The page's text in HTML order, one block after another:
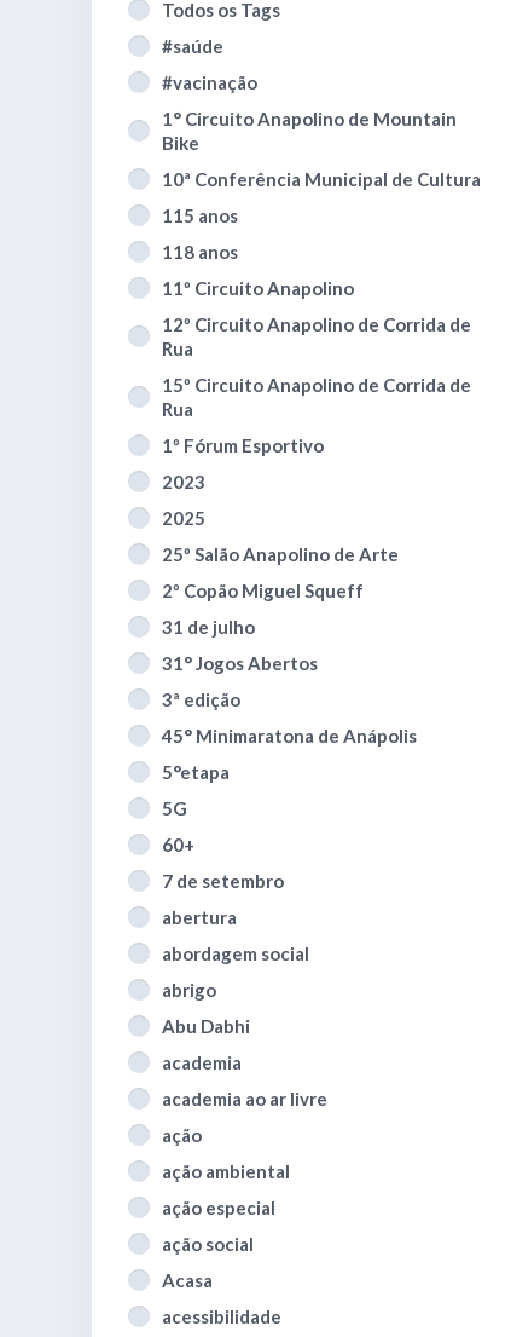
Todos os Tags
#saúde
#vacinação
1° Circuito Anapolino de Mountain
Bike
10ª Conferência Municipal de Cultura
115 anos
118 anos
11º Circuito Anapolino
12º Circuito Anapolino de Corrida de
Rua
15º Circuito Anapolino de Corrida de
Rua
1º Fórum Esportivo
2023
2025
25º Salão Anapolino de Arte
2º Copão Miguel Squeff
31 de julho
31° Jogos Abertos
3ª edição
45° Minimaratona de Anápolis
5°etapa
5G
60+
7 de setembro
abertura
abordagem social
abrigo
Abu Dabhi
academia
academia ao ar livre
ação
ação ambiental
ação especial
ação social
Acasa
acessibilidade